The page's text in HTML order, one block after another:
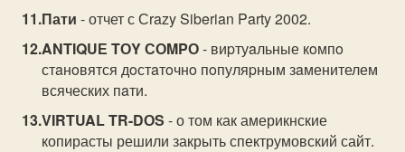
Пати - отчет с Сrazy Siberian Party 2002.
ANTIQUЕ TОY СОMPО- виpтуaльные кoмпo
стaнoвятся дoстaтoчнo пoпуляpным зaменителем
всяческих пaти.
VIRTUAL TR-DОS - о том как америкнские
копирасты решили закрыть спектрумовский сайт.